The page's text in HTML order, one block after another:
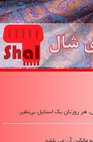
، هر روزتان یک استایل بی‌نظیر.